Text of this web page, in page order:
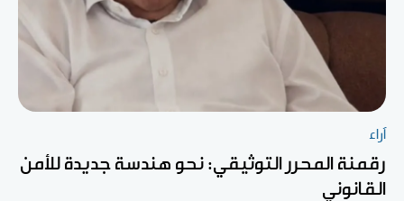
آراء
رقمنة المحرر التوثيقي: نحو هندسة جديدة للأمن
القانوني